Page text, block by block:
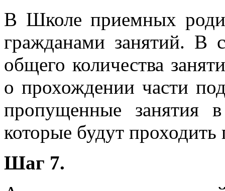
В Школе приемных
гражданами занятий. В
общего количества
о прохождении части
пропущенные занятия
которые будут проходить
Шаг 7.